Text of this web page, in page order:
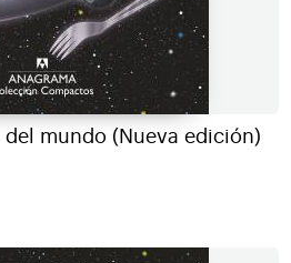
del mundo (Nueva edición)